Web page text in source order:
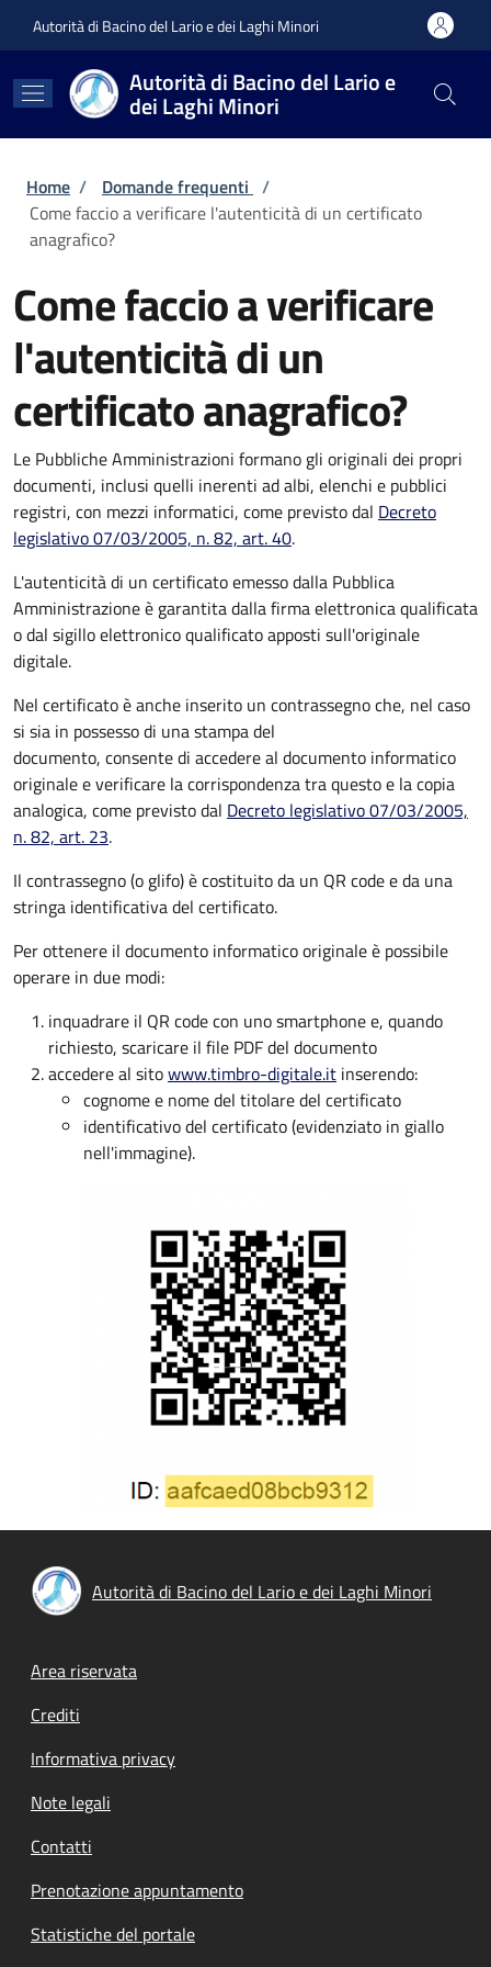
Autorità di Bacino del Lario e dei Laghi Minori
Autorità di Bacino del Lario e
dei Laghi Minori
Briciole di pane
Home / Domande frequenti /
Come faccio a verificare l'autenticità di un certificato
anagrafico?
Come faccio a verificare
l'autenticità di un
certificato anagrafico?
Le Pubbliche Amministrazioni formano gli originali dei propri
documenti, inclusi quelli inerenti ad albi, elenchi e pubblici
registri, con mezzi informatici, come previsto dal Decreto
legislativo 07/03/2005, n. 82, art. 40.
L'autenticità di un certificato emesso dalla Pubblica
Amministrazione è garantita dalla firma elettronica qualificata
o dal sigillo elettronico qualificato apposti sull'originale
digitale.
Nel certificato è anche inserito un contrassegno che, nel caso
si sia in possesso di una stampa del
documento, consente di accedere al documento informatico
originale e verificare la corrispondenza tra questo e la copia
analogica, come previsto dal Decreto legislativo 07/03/2005,
n. 82, art. 23.
Il contrassegno (o glifo) è costituito da un QR code e da una
stringa identificativa del certificato.
Per ottenere il documento informatico originale è possibile
operare in due modi:
inquadrare il QR code con uno smartphone e, quando
richiesto, scaricare il file PDF del documento
accedere al sitowww.timbro-digitale.it inserendo:
cognome e nome del titolare del certificato
identificativo del certificato (evidenziato in giallo
nell'immagine).
Autorità di Bacino del Lario e dei Laghi Minori
Footer menu
Area riservata
Crediti
Informativa privacy
Note legali
Contatti
Prenotazione appuntamento
Statistiche del portale